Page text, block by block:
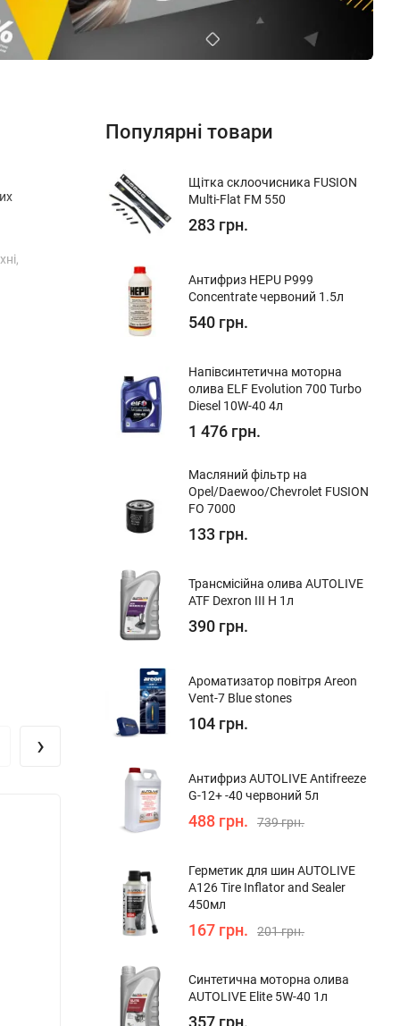
›
Популярні товари
Щітка склоочисника FUSION
Multi-Flat FM 550
283 грн.
Антифриз HEPU P999
Concentrate червоний 1.5л
540 грн.
Напівсинтетична моторна
олива ELF Evolution 700 Turbo
Diesel 10W-40 4л
1 476 грн.
Масляний фільтр на
Opel/Daewoo/Chevrolet FUSION
FO 7000
133 грн.
Трансмісійна олива AUTOLIVE
ATF Dexron III H 1л
390 грн.
Ароматизатор повітря Areon
Vent-7 Blue stones
104 грн.
Антифриз AUTOLIVE Antifreeze
G-12+ -40 червоний 5л
488 грн. 739 грн.
Герметик для шин AUTOLIVE
A126 Tire Inflator and Sealer
450мл
167 грн. 201 грн.
Синтетична моторна олива
AUTOLIVE Elite 5W-40 1л
357 грн.